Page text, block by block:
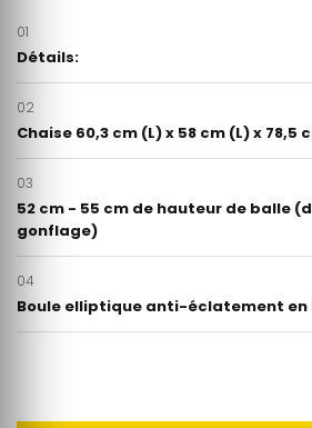
01
Détails:
02
Chaise 60,3 cm (L) x 58 cm (L) x 78,5
03
52 cm - 55 cm de hauteur de balle
gonflage)
04
Boule elliptique anti-éclatement en